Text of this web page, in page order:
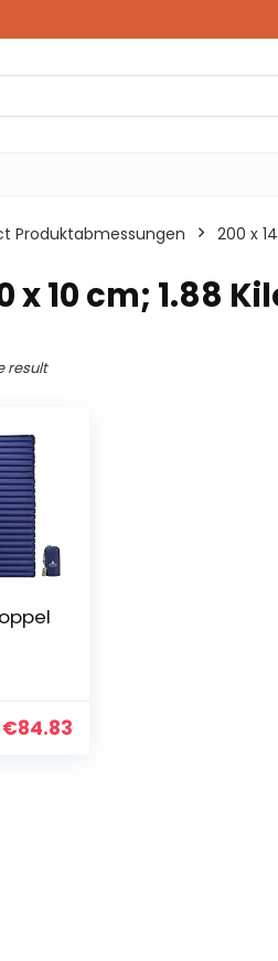
Produktabmessungen ‎200 x
x 10 cm; 1.88
result
€84.83